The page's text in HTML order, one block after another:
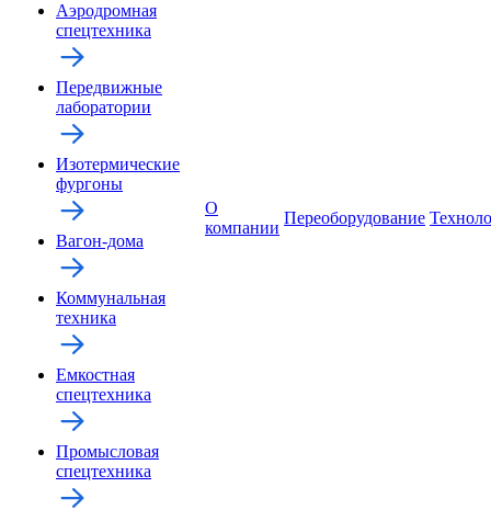
Аэродромная
спецтехника
Передвижные
лаборатории
Изотермические
фургоны
Вагон-дома
Коммунальная
техника
Емкостная
спецтехника
Промысловая
спецтехника
О
компании
Переоборудование